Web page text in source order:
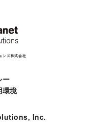
ンズ株式会社
ー
環境
Inc.